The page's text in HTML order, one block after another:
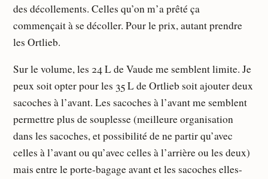
des décollements. Celles qu’on m’a prêté ça
commençait à se décoller. Pour le prix, autant prendre
les Ortlieb.
Sur le volume, les 24 L de Vaude me semblent limite. Je
peux soit opter pour les 35 L de Ortlieb soit ajouter deux
sacoches à l’avant. Les sacoches à l’avant me semblent
permettre plus de souplesse (meilleure organisation
dans les sacoches, et possibilité de ne partir qu’avec
celles à l’avant ou qu’avec celles à l’arrière ou les deux)
mais entre le porte-bagage avant et les sacoches elles-